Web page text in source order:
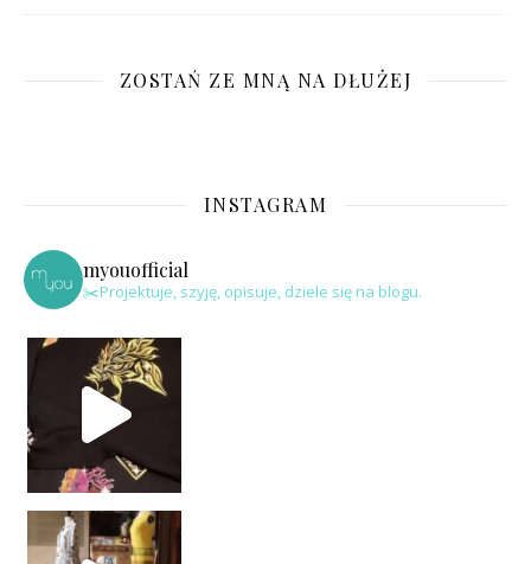
ZOSTAŃ ZE MNĄ NA DŁUŻEJ
INSTAGRAM
myouofficial
✂️Projektuje, szyję, opisuje, dziele się na blogu.